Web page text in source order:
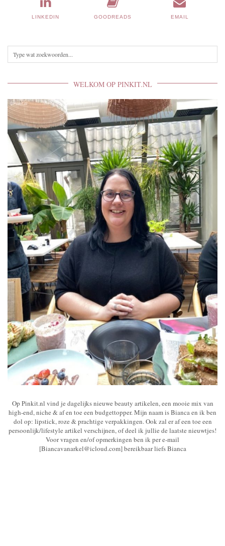
LINKEDIN GOODREADS EMAIL
WELKOM OP PINKIT.NL
Op Pinkit.nl vind je dagelijks nieuwe beauty artikelen, een mooie mix van
high-end, niche & af en toe een budgettopper. Mijn naam is Bianca en ik ben
dol op: lipstick, roze & prachtige verpakkingen. Ook zal er af een toe een
persoonlijk/lifestyle artikel verschijnen, of deel ik jullie de laatste nieuwtjes!
Voor vragen en/of opmerkingen ben ik per e-mail
[Biancavanarkel@icloud.com] bereikbaar liefs Bianca